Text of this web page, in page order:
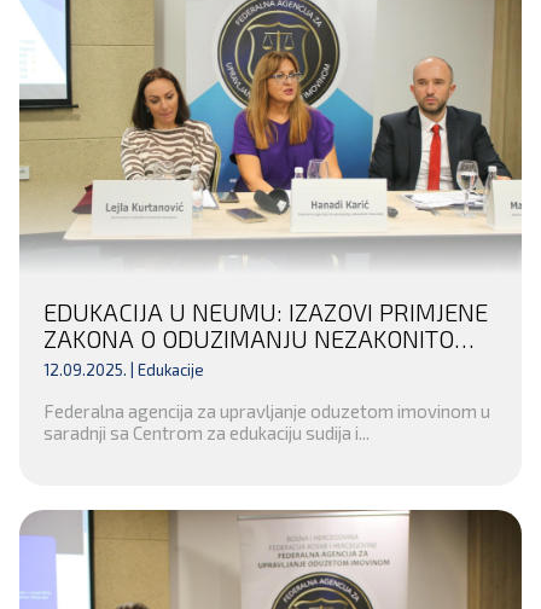
EDUKACIJA U NEUMU: IZAZOVI PRIMJENE
ZAKONA O ODUZIMANJU NEZAKONITO
STEČENE IMOVINE U FEDERACIJI BIH
12.09.2025. | Edukacije
Federalna agencija za upravljanje oduzetom imovinom u
saradnji sa Centrom za edukaciju sudija i...